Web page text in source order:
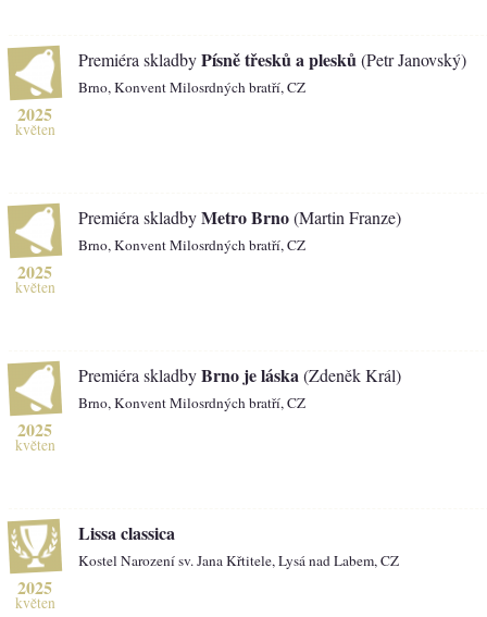
2025
květen
Premiéra skladbyPísně třesků a plesků (Petr Janovský)
Brno, Konvent Milosrdných bratří, CZ
2025
květen
Premiéra skladbyMetro Brno(Martin Franze)
Brno, Konvent Milosrdných bratří, CZ
2025
květen
Premiéra skladbyBrno je láska (Zdeněk Král)
Brno, Konvent Milosrdných bratří, CZ
2025
květen
Lissa classica
Kostel Narození sv. Jana Křtitele, Lysá nad Labem, CZ